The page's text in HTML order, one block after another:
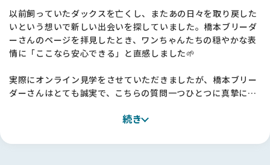
以前飼っていたダックスを亡くし、またあの日々を取り戻した
いという想いで新しい出会いを探していました。橋本ブリーダ
ーさんのページを拝見したとき、ワンちゃんたちの穏やかな表
情に「ここなら安心できる」と直感しました🌱
実際にオンライン見学をさせていただきましたが、橋本ブリー
ダーさんはとても誠実で、こちらの質問一つひとつに真摯に答
でのびのびと育っている様子が分かり、犬たちへの深い愛情と
続き